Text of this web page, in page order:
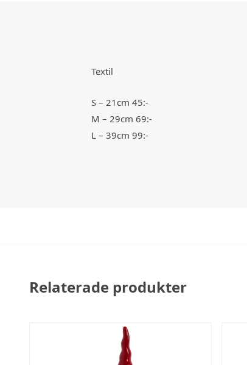
Textil
S – 21cm 45:-
M – 29cm 69:-
L – 39cm 99:-
Relaterade produkter